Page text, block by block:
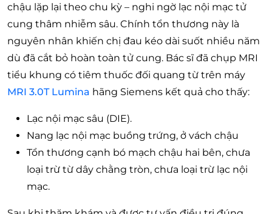
chậu lặp lại theo chu kỳ – nghi ngờ lạc nội mạc tử
cung thâm nhiễm sâu. Chính tổn thương này là
nguyên nhân khiến chị đau kéo dài suốt nhiều năm
dù đã cắt bỏ hoàn toàn tử cung. Bác sĩ đã chụp MRI
tiểu khung có tiêm thuốc đối quang từ trên máy
MRI 3.0T Lumina hãng Siemens kết quả cho thấy:
Lạc nội mạc sâu (DIE).
Nang lạc nội mạc buồng trứng, ở vách chậu
Tổn thương cạnh bó mạch chậu hai bên, chưa
loại trừ từ dây chằng tròn, chưa loại trừ lạc nội
mạc.